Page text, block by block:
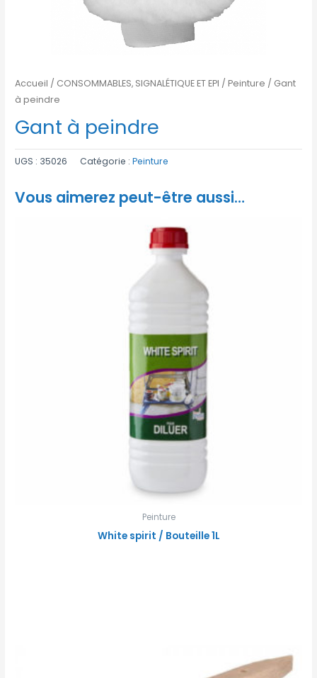
Accueil / CONSOMMABLES, SIGNALÉTIQUE ET EPI /Peinture / Gant
à peindre
Gant à peindre
UGS : 35026 Catégorie :Peinture
Vous aimerez peut-être aussi…
Peinture
White spirit / Bouteille 1L